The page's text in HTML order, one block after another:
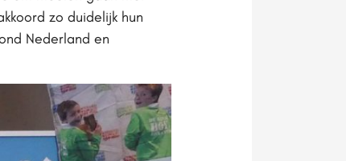
zo duidelijk hun
Nederland en